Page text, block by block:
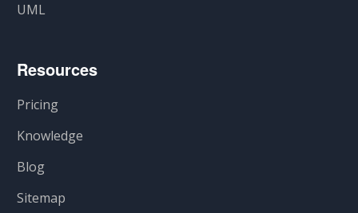
UML
Resources
Pricing
Knowledge
Blog
Sitemap